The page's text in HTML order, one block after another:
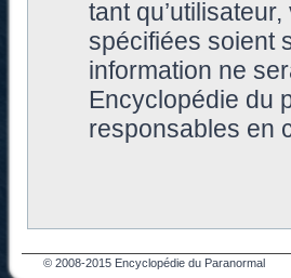
tant
spécifiées soient
information ne
Encyclopédie du
responsables en
© 2008-2015 Encyclopédie du Paranormal